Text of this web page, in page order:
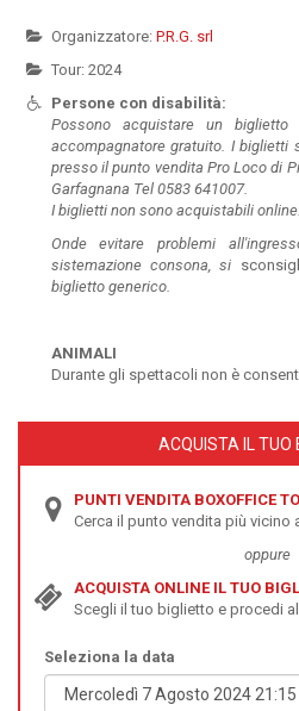
Organizzatore: P.R.G. srl
Tour: 2024
Persone con disabilità:
Possono acquistare un
accompagnatore gratuito. I biglietti
presso il punto vendita Pro Loco di
Garfagnana Tel 0583 641007.
I biglietti non sono acquistabili online.
Onde evitare problemi
sistemazione consona, si
biglietto generico.
ANIMALI
Durante gli spettacoli non è
ACQUISTA IL TUO
PUNTI VENDITA BOXOFFICE
Cerca il punto vendita più vicino
oppure
ACQUISTA ONLINE IL TUO
Scegli il tuo biglietto e procedi
Seleziona la data